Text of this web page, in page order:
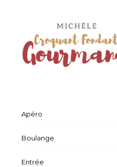
Apéro
Boulange
Entrée